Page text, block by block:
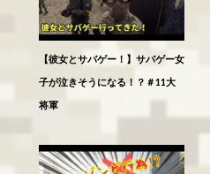
【彼女とサバゲー！】サバゲー女
子が泣きそうになる！？＃11大
将軍